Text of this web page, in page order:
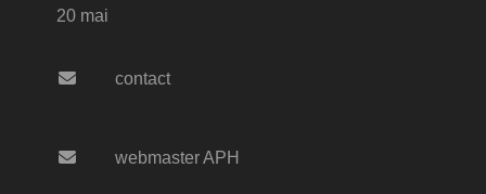
20 mai
contact
webmaster APH